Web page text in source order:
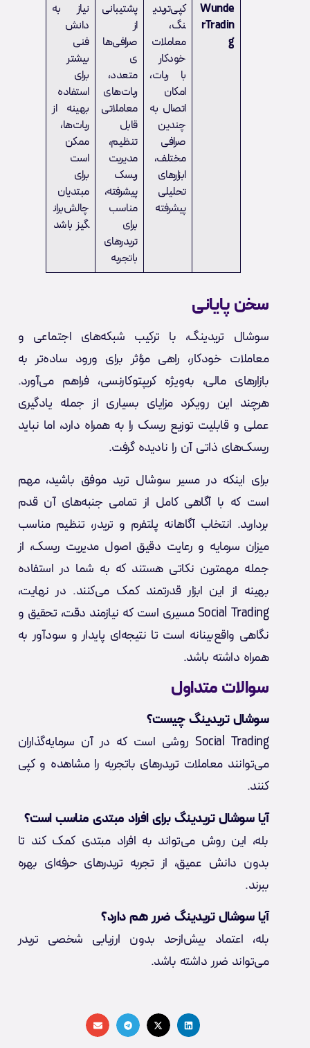
Wunde
rTradin
g
کپی‌تریدی
نگ،
معاملات
خودکار
با ربات،
امکان
اتصال به
چندین
صرافی
مختلف،
ابزارهای
تحلیلی
پیشرفته
پشتیبانی
از
صرافی‌ها
ی
متعدد،
ربات‌های
معاملاتی
قابل
تنظیم،
مدیریت
ریسک
پیشرفته،
مناسب
برای
تریدرهای
باتجربه
نیاز به
دانش
فنی
بیشتر
برای
استفاده
بهینه از
ربات‌ها،
ممکن
است
برای
مبتدیان
چالش‌بران
گیز باشد
سخن پایانی
سوشال تریدینگ، با ترکیب شبکه‌های اجتماعی و
معاملات خودکار، راهی مؤثر برای ورود ساده‌تر به
بازارهای مالی، به‌ویژه کریپتوکارنسی، فراهم می‌آورد.
هرچند این رویکرد مزایای بسیاری از جمله یادگیری
عملی و قابلیت توزیع ریسک را به همراه دارد، اما نباید
ریسک‌های ذاتی آن را نادیده گرفت.
برای اینکه در مسیر سوشال ترید موفق باشید، مهم
است که با آگاهی کامل از تمامی جنبه‌های آن قدم
بردارید. انتخاب آگاهانه پلتفرم و تریدر، تنظیم مناسب
میزان سرمایه و رعایت دقیق اصول مدیریت ریسک، از
جمله مهمترین نکاتی هستند که به شما در استفاده
بهینه از این ابزار قدرتمند کمک می‌کنند. در نهایت،
Social Trading مسیری است که نیازمند دقت، تحقیق و
نگاهی واقع‌بینانه است تا نتیجه‌ای پایدار و سودآور به
همراه داشته باشد.
سوالات متداول
سوشال تریدینگ چیست؟
Social Trading روشی است که در آن سرمایه‌گذاران
می‌توانند معاملات تریدرهای باتجربه را مشاهده و کپی
کنند.
آیا سوشال تریدینگ برای افراد مبتدی مناسب است؟
بله، این روش می‌تواند به افراد مبتدی کمک کند تا
بدون دانش عمیق، از تجربه تریدرهای حرفه‌ای بهره
ببرند.
آیا سوشال تریدینگ ضرر هم دارد؟
بله، اعتماد بیش‌ازحد بدون ارزیابی شخصی تریدر
می‌تواند ضرر داشته باشد.